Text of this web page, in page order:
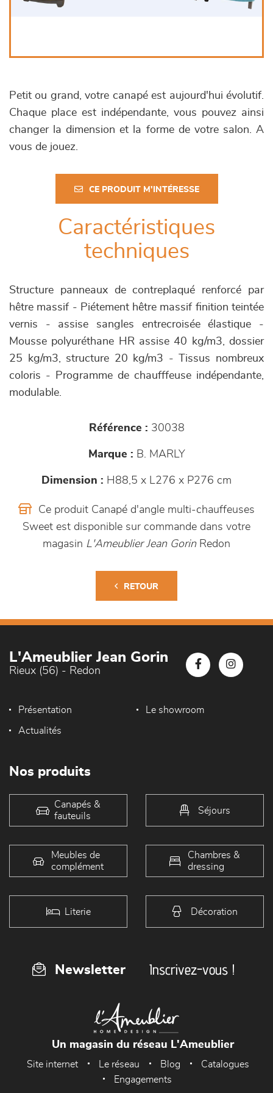
Petit ou grand, votre canapé est aujourd'hui évolutif.
Chaque place est indépendante, vous pouvez ainsi
changer la dimension et la forme de votre salon. A
vous de jouez.
CE PRODUIT M'INTÉRESSE
Caractéristiques
techniques
Structure panneaux de contreplaqué renforcé par
hêtre massif - Piétement hêtre massif finition teintée
vernis - assise sangles entrecroisée élastique -
Mousse polyuréthane HR assise 40 kg/m3, dossier
25 kg/m3, structure 20 kg/m3 - Tissus nombreux
coloris - Programme de chaufffeuse indépendante,
modulable.
Référence : 30038
Marque : B. MARLY
Dimension : H88,5 x L276 x P276 cm
Ce produit Canapé d'angle multi-chauffeuses
Sweet est disponible sur commande dans votre
magasin L'Ameublier Jean GorinRedon
RETOUR
L'Ameublier Jean Gorin
Rieux (56) - Redon
Présentation Le showroom
Actualités
Nos produits
Canapés &
fauteuils
Séjours
Meubles de
complément
Chambres &
dressing
Literie Décoration
Newsletter Inscrivez-vous !
Un magasin du réseau L'Ameublier
Site internet Le réseau Blog
Catalogues
Engagements